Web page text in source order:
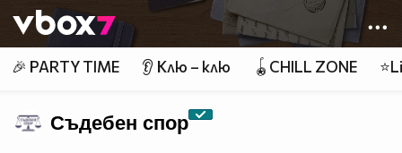
👾
🎉 PARTY TIME 👂 Клю – клю 🪀CHILL ZONE
Съдебен спор